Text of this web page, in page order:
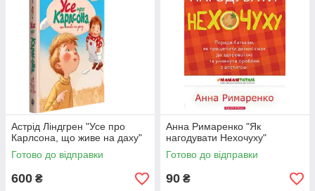
Астрід Ліндгрен "Усе про
Карлсона, що живе на даху"
Готово до відправки
600 ₴
Анна Римаренко "Як
нагодувати Нехочуху"
Готово до відправки
90 ₴